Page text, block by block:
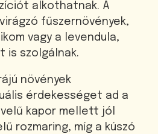
alkothatnak. A
fűszernövények,
vagy a levendula,
is szolgálnak.
növények
érdekességet ad a
kapor mellett jól
rozmaring, míg a kúszó